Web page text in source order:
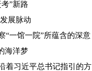
”新路
展脉动
“一馆一院”所蕴含的深意
海洋梦
着习近平总书记指引的方